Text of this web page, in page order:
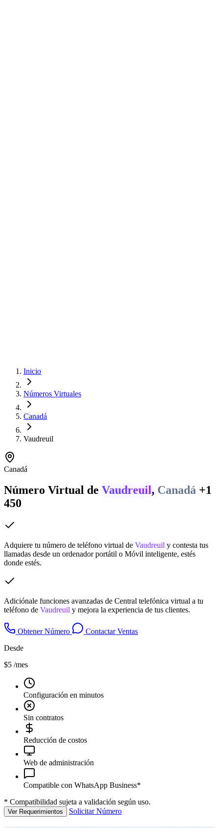
Inicio
Números Virtuales
Canadá
Vaudreuil
Canadá
Número Virtual de Vaudreuil, Canadá +1
450
Adquiere tu número de teléfono virtual de Vaudreuil y contesta tus
llamadas desde un ordenador portátil o Móvil inteligente, estés
donde estés.
Adiciónale funciones avanzadas de Central telefónica virtual a tu
teléfono de Vaudreuil y mejora la experiencia de tus clientes.
Obtener Número
Contactar Ventas
Desde
$5 /mes
Configuración en minutos
Sin contratos
Reducción de costos
Web de administración
Compatible con WhatsApp Business*
* Compatibilidad sujeta a validación según uso.
Ver Requerimientos Solicitar Número